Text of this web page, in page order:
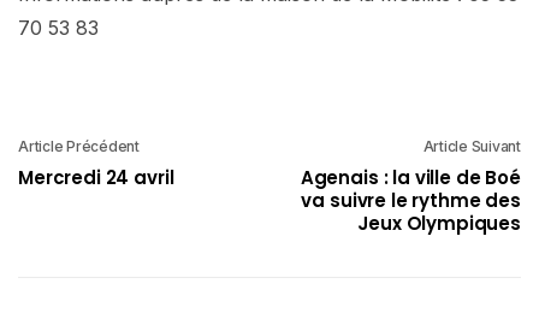
70 53 83
Article Précédent
Mercredi 24 avril
Article Suivant
Agenais : la ville de Boé
va suivre le rythme des
Jeux Olympiques